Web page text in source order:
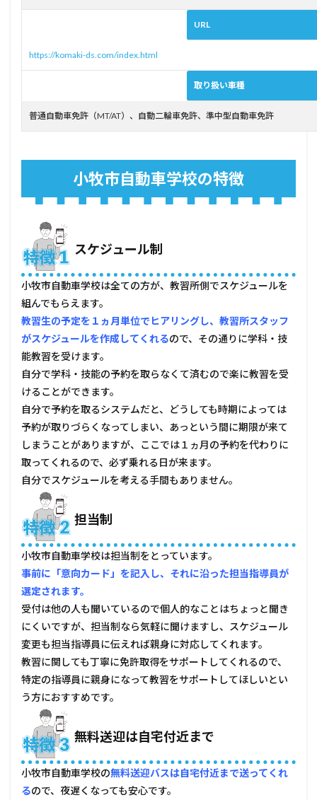
トを
受け
4.2
教習
ニン
グし
てほ
しい
方
5
ット
がな
い
人、
他所
に相
た方
がい
い人
5.1
土日
許を
目指
す人
5.2
早く
免許
を取
得し
たい
人
6
小牧
市自
動車
学校
の口
コ
ミ・
評判
6.1
良い
評価
URL
https://komaki-ds.com/index.html
取り扱い車種
普通自動車免許（MT/AT）、自動二輪車免許、準中型自動車免許
小牧市自動車学校の特徴
スケジュール制
小牧市自動車学校は全ての方が、教習所側でスケジュールを
組んでもらえます。
教習生の予定を１ヵ月単位でヒアリングし、教習所スタッフ
がスケジュールを作成してくれるので、その通りに学科・技
能教習を受けます。
自分で学科・技能の予約を取らなくて済むので楽に教習を受
けることができます。
自分で予約を取るシステムだと、どうしても時期によっては
予約が取りづらくなってしまい、あっという間に期限が来て
しまうことがありますが、ここでは１ヵ月の予約を代わりに
取ってくれるので、必ず乗れる日が来ます。
自分でスケジュールを考える手間もありません。
担当制
小牧市自動車学校は担当制をとっています。
事前に「意向カード」を記入し、それに沿った担当指導員が
選定されます。
受付は他の人も聞いているので個人的なことはちょっと聞き
にくいですが、担当制なら気軽に聞けますし、スケジュール
変更も担当指導員に伝えれば親身に対応してくれます。
教習に関しても丁寧に免許取得をサポートしてくれるので、
特定の指導員に親身になって教習をサポートしてほしいとい
う方におすすめです。
無料送迎は自宅付近まで
小牧市自動車学校の無料送迎バスは自宅付近まで送ってくれ
るので、夜遅くなっても安心です。